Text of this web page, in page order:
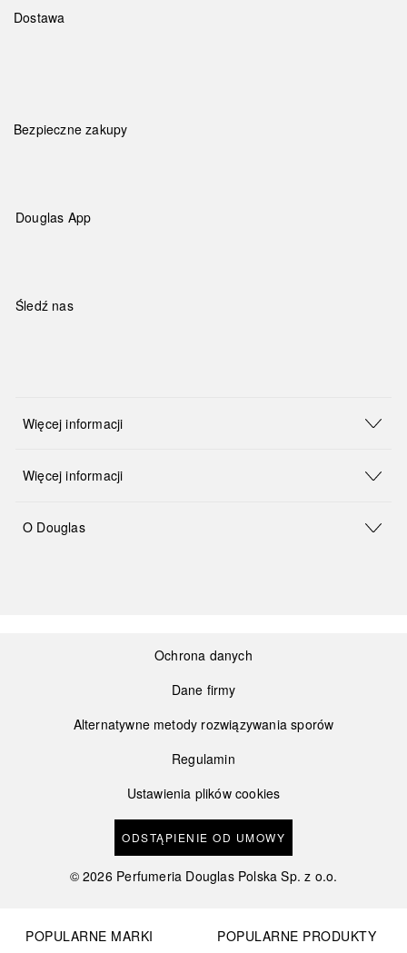
Dostawa
Bezpieczne zakupy
Douglas App
Śledź nas
Więcej informacji
Więcej informacji
O Douglas
Ochrona danych
Dane firmy
Alternatywne metody rozwiązywania sporów
Regulamin
Ustawienia plików cookies
ODSTĄPIENIE OD UMOWY
©2026 Perfumeria Douglas Polska Sp. z o.o.
POPULARNE MARKI
POPULARNE PRODUKTY